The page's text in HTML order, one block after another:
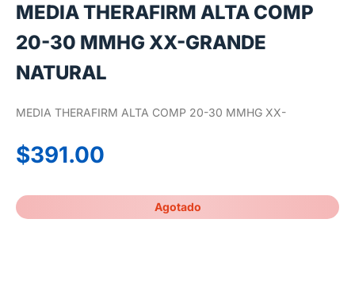
MEDIA THERAFIRM ALTA COMP
20-30 MMHG XX-GRANDE
NATURAL
MEDIA THERAFIRM ALTA COMP 20-30 MMHG XX-
$391.00
Agotado